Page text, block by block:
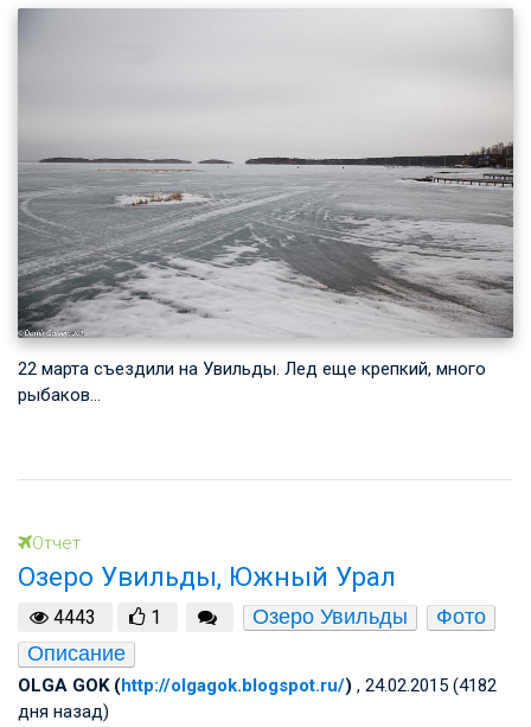
22 марта съездили на Увильды. Лед еще крепкий, много
рыбаков…
Отчет
Озеро Увильды, Южный Урал
4443 1 Озеро Увильды
Фото
Описание
OLGA GOK (http://olgagok.blogspot.ru/) , 24.02.2015 (4182
дня назад)